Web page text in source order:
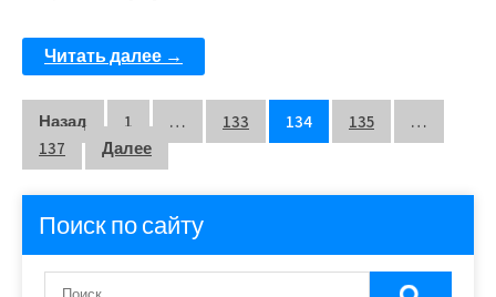
Читать далее →
Пагинация
записей
Назад 1 … 133 134 135
…
137
Далее
Поиск по сайту